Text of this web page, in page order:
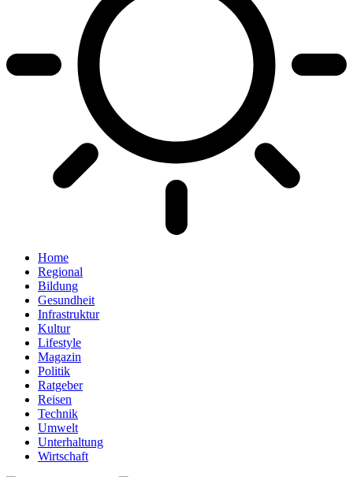
Home
Regional
Bildung
Gesundheit
Infrastruktur
Kultur
Lifestyle
Magazin
Politik
Ratgeber
Reisen
Technik
Umwelt
Unterhaltung
Wirtschaft